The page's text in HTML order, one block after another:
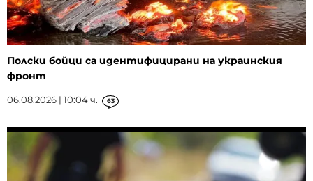
Полски бойци са идентифицирани на украинския
фронт
06.08.2026 | 10:04 ч. 63